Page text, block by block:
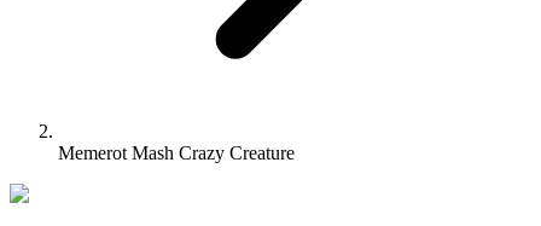
Memerot Mash Crazy Creature